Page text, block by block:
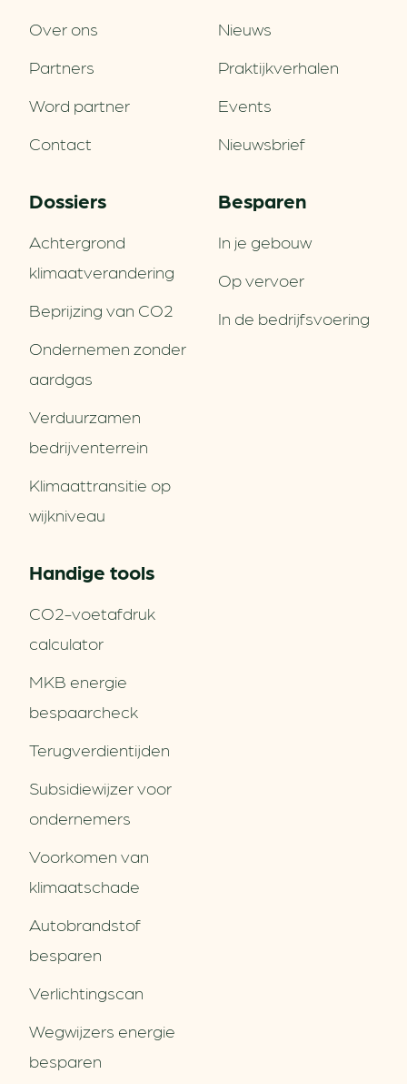
Over ons
Partners
Word partner
Contact
Nieuws
Praktijkverhalen
Events
Nieuwsbrief
Dossiers
Achtergrond
klimaatverandering
Beprijzing van CO2
Ondernemen zonder
aardgas
Verduurzamen
bedrijventerrein
Klimaattransitie op
wijkniveau
Besparen
In je gebouw
Op vervoer
In de bedrijfsvoering
Handige tools
CO2-voetafdruk
calculator
MKB energie
bespaarcheck
Terugverdien­tijden
Subsidiewijzer voor
ondernemers
Voorkomen van
klimaatschade
Autobrandstof
besparen
Verlichtingscan
Wegwijzers energie
besparen